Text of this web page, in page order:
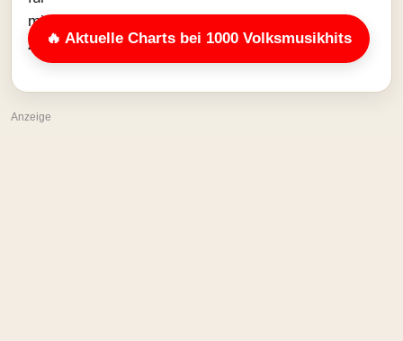
🔥 Aktuelle Charts bei 1000 Volksmusikhits
Anzeige